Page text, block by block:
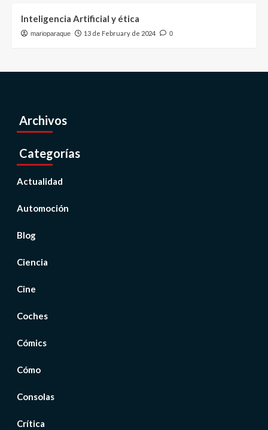
Inteligencia Artificial y ética
marioparaque 13 de February de 2024 0
Archivos
Categorías
Actualidad
Automoción
Blog
Ciencia
Cine
Coches
Cómics
Cómo
Consolas
Crítica